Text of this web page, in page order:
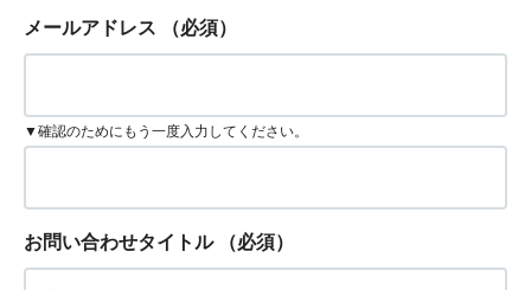
メールアドレス （必須）
▼確認のためにもう一度入力してください。
お問い合わせタイトル （必須）